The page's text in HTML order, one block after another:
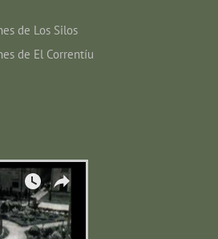
de Los Silos
de El Correntíu